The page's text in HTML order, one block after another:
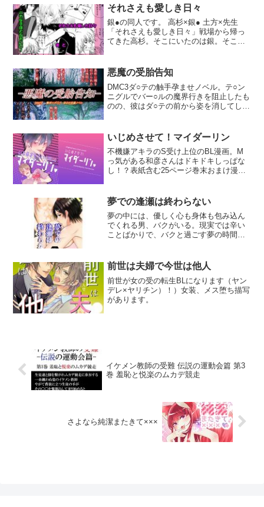
で誘惑する周に、陸斗もどんどんヒート
アップしていき…最初から最後までらぶ
満載の溺愛とろとろえっち。◆本編27P
＋あとがき1P＋奥付1P◆紙同人誌と収録
内容は変わりません
それさえも愛しき日々
銀●の同人です。 高杉×銀● 土方×先生
「それさえも愛しき日々」戦場から帰っ
てきた高杉。そこにいたのは銀。そこに
と気づかずに気になる様子の土方。土方
は普段、先生を好きだと言っていたはず
なのに、「やっぱりコイツは女が好きな
のか」と内心、嫉妬の嵐。沖田に騙され
ている土方と、嫉妬する先生の甘酸っぱ
過激なHシーンなどはありません。
悪魔の受胎告知
DMC3ダ○テの触手孕ませノベル。テ○ン
ニグルでバー○ルの魔界行きを阻止したも
のの、彼はダ○テの前から姿を消してしま
の前に何の前触れもなく現れたバー○ル。
計画を邪魔された彼は復讐鬼となり狡猾
な罠でダ○テを、絶望の淵へ叩き落す。そ
れは異形の化け物の種をダ○テに植え付
け、出産させる事だった…。触手×ダ○
いじめさせて！マイダーリン
不機嫌アキラのS受け上位のBL漫画。M
っ気がある和彦さんはドキドキしっぱな
し！？表紙含む25ページ巻末おまけ漫画
夢での逢瀬は終わらない
夢の中には、優しく心も身体も包み込ん
でくれる男、バクがいる。現実では辛い
ことばかりで、バクと過ごす夢の時間だ
どなかった。甘美な快楽に満ちた夢の世
界に堕ち、俺はバクと共に永遠の快楽へ
と溺れていく。この果てしない快楽の裏
に、隠された真実があることも知らずに
──。メリバ短編BL漫画（ストーリーが
前世は夫婦で今世は他人
前世が女の受の転生BLになります（ヤン
デレ×ヤリチン）！）女装、メス堕ち描写
があります。
イケメン教師の受難 伝説の運動会篇 第3
巻 羞恥と悦楽のムカデ競走
さよなら純潔またきて×××